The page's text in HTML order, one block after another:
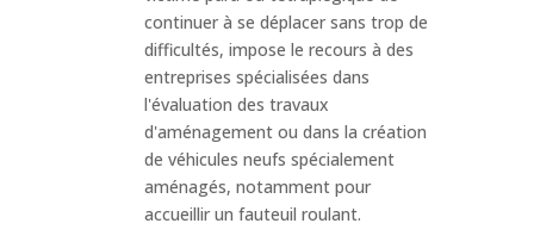
continuer à se déplacer sans trop de
difficultés, impose le recours à des
entreprises spécialisées dans
l'évaluation des travaux
d'aménagement ou dans la création
de véhicules neufs spécialement
aménagés, notamment pour
accueillir un fauteuil roulant.